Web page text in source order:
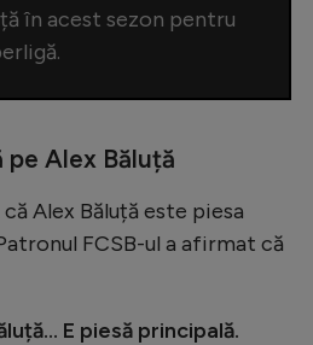
în acest sezon pentru
pe Alex Băluță
Alex Băluță este piesa
FCSB-ul a afirmat că
E piesă principală.